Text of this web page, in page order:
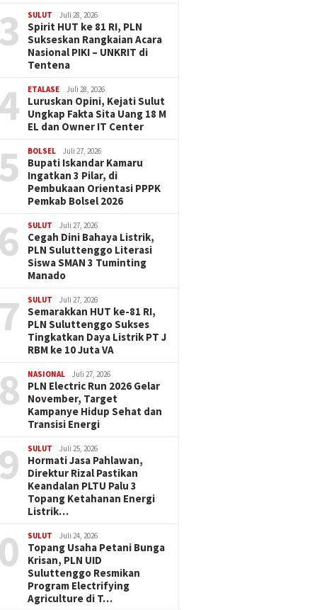
SULUT Juli 28, 2026
Spirit HUT ke 81 RI, PLN
Sukseskan Rangkaian Acara
Nasional PIKI – UNKRIT di
Tentena
ETALASE Juli 28, 2026
Luruskan Opini, Kejati Sulut
Ungkap Fakta Sita Uang 18 M
EL dan Owner IT Center
BOLSEL Juli 27, 2026
Bupati Iskandar Kamaru
Ingatkan 3 Pilar, di
Pembukaan Orientasi PPPK
Pemkab Bolsel 2026
SULUT Juli 27, 2026
Cegah Dini Bahaya Listrik,
PLN Suluttenggo Literasi
Siswa SMAN 3 Tuminting
Manado
SULUT Juli 27, 2026
Semarakkan HUT ke-81 RI,
PLN Suluttenggo Sukses
Tingkatkan Daya Listrik PT J
RBM ke 10 Juta VA
NASIONAL Juli 27, 2026
PLN Electric Run 2026 Gelar
November, Target
Kampanye Hidup Sehat dan
Transisi Energi
SULUT Juli 25, 2026
Hormati Jasa Pahlawan,
Direktur Rizal Pastikan
Keandalan PLTU Palu 3
Topang Ketahanan Energi
Listrik…
SULUT Juli 24, 2026
Topang Usaha Petani Bunga
Krisan, PLN UID
Suluttenggo Resmikan
Program Electrifying
Agriculture di T…